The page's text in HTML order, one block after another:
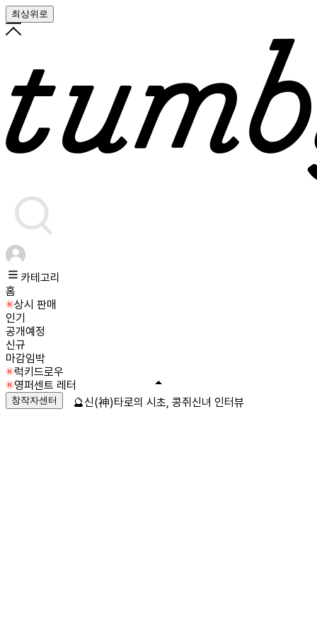
최상위로
카테고리
홈
상시 판매
인기
공개예정
신규
마감임박
럭키드로우
영퍼센트 레터
창작자센터 🔮신(神)타로의 시초, 콩쥐신녀 인터뷰